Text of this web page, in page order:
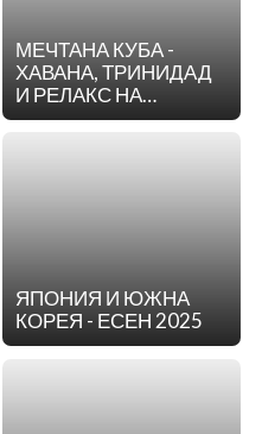
МЕЧТАНА КУБА -
ХАВАНА, ТРИНИДАД
И РЕЛАКС НА
ВАРАДЕРО - 9
НОЩУВКИ
ЯПОНИЯ И ЮЖНА
КОРЕЯ - ЕСЕН 2025